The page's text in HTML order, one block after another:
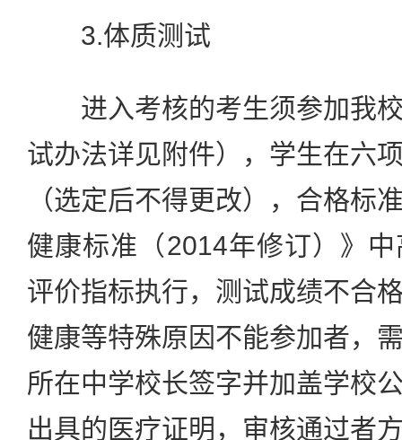
3.体质测试
进入考核的考生须参加我校
试办法详见附件），学生在六
（选定后不得更改），合格标
健康标准（2014年修订）》
评价指标执行，测试成绩不合
健康等特殊原因不能参加者，
所在中学校长签字并加盖学校
出具的医疗证明，审核通过者